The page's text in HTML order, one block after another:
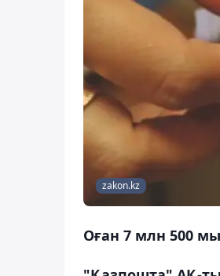
zakon.kz
Оған 7 млн 500